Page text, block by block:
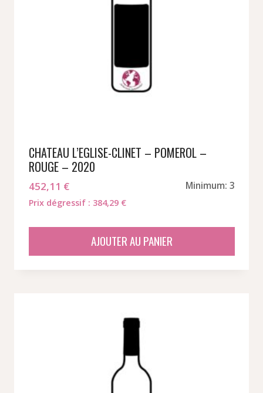
CHATEAU L’EGLISE-CLINET – POMEROL –
ROUGE – 2020
452,11 € Minimum: 3
Prix dégressif : 384,29 €
AJOUTER AU PANIER